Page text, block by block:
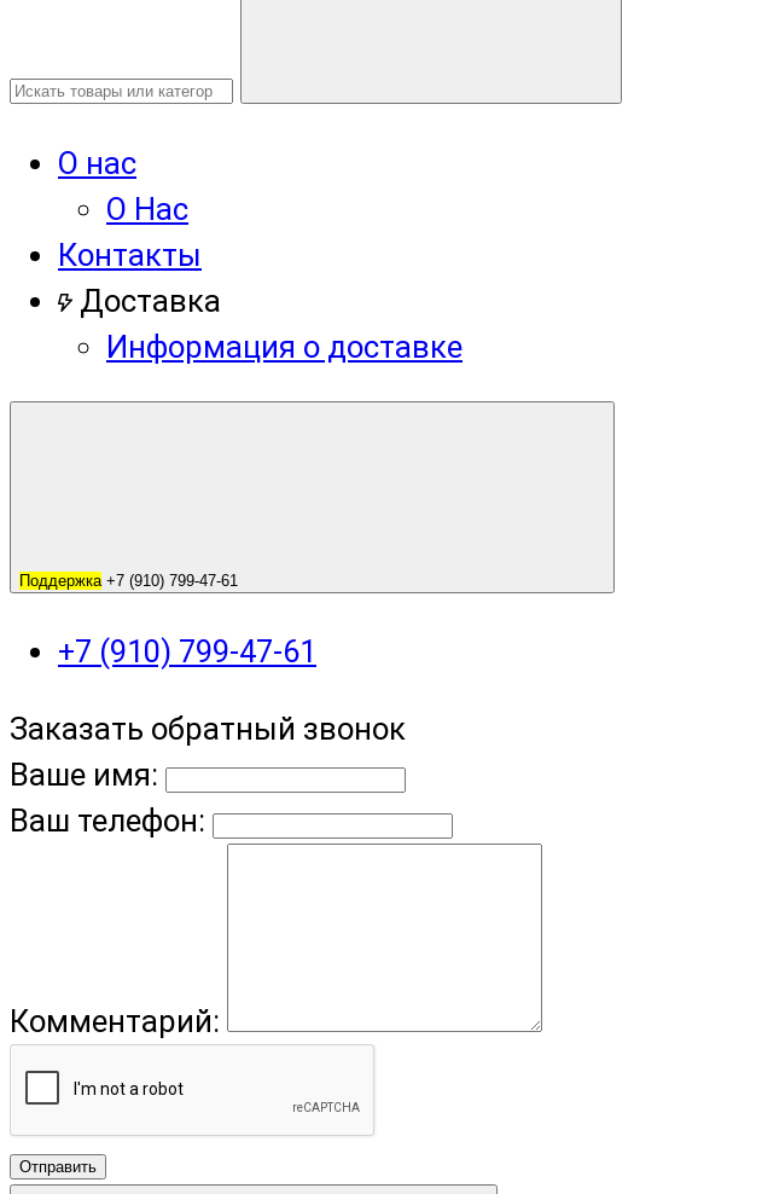
О нас
О Нас
Контакты
Доставка
Информация о доставке
Поддержка +7 (910) 799-47-61
+7 (910) 799-47-61
Заказать обратный звонок
Ваше имя:
Ваш телефон:
Комментарий:
Отправить